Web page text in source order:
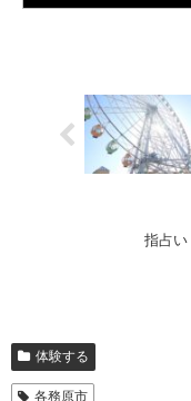
指占い
体験する
各務原市